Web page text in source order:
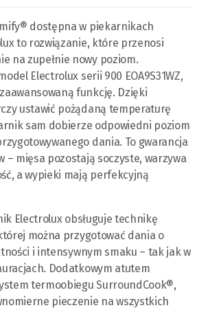
dostępna w piekarnikach
to rozwiązanie, które przenosi
na zupełnie nowy poziom.
Electrolux serii 900 EOA9S31WZ,
funkcję. Dzięki
ustawić pożądaną temperaturę
sam dobierze odpowiedni poziom
dania. To gwarancja
– mięsa pozostają soczyste, warzywa
a wypieki mają perfekcyjną
Electrolux obsługuje technikę
można przygotować dania o
i intensywnym smaku – tak jak w
Dodatkowym atutem
termoobiegu SurroundCook®,
pieczenie na wszystkich